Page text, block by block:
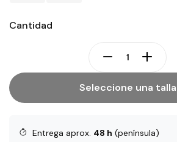
Cantidad
Seleccione una talla
Entrega aprox. 48 h (península)